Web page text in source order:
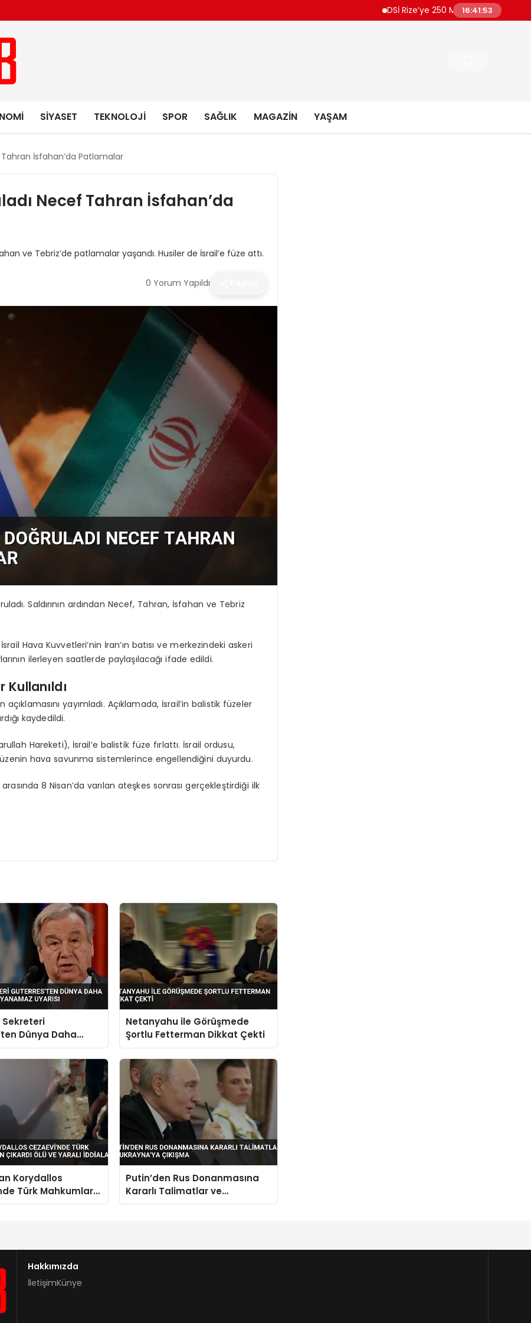
DSİ Rize’ye 250 Milyon TL’lik İçme Suyu
16:41:54
SIYASET TEKNOLOJI SPOR SAĞLIK MAGAZIN YAŞAM
Tahran İsfahan’da Patlamalar
Necef Tahran İsfahan’da
ve Tebriz’de patlamalar yaşandı. Husiler de İsrail’e füze attı.
0 Yorum Yapıldı
Saldırının ardından Necef, Tahran, İsfahan ve Tebriz
Hava Kuvvetleri’nin İran’ın batısı ve merkezindeki askeri
ilerleyen saatlerde paylaşılacağı ifade edildi.
Kullanıldı
açıklamasını yayımladı. Açıklamada, İsrail’in balistik füzeler
kaydedildi.
Hareketi), İsrail’e balistik füze fırlattı. İsrail ordusu,
hava savunma sistemlerince engellendiğini duyurdu.
arasında 8 Nisan’da varılan ateşkes sonrası gerçekleştirdiği ilk
Sekreteri
Dünya Daha
Dayanamaz
Netanyahu ile Görüşmede
Şortlu Fetterman Dikkat Çekti
Korydallos
Türk Mahkumlar
Ölü ve Yaralı
Putin’den Rus Donanmasına
Kararlı Talimatlar ve
Ukrayna’ya Çıkışma
Hakkımızda
İletişimKünye